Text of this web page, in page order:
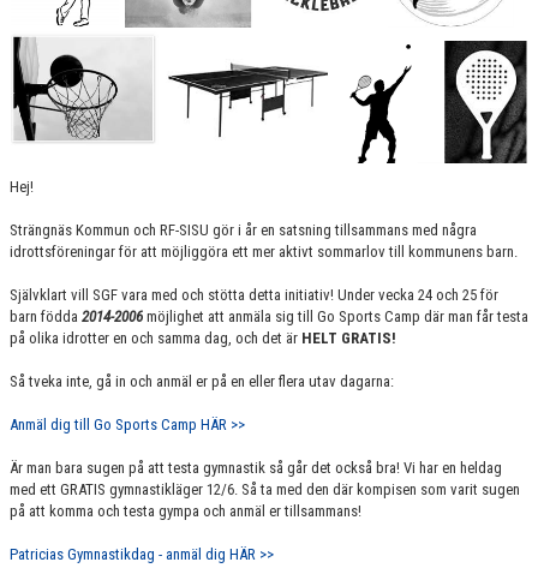
BILDER
KONTAKTA OSS
Hej!
Strängnäs Kommun och RF-SISU gör i år en satsning tillsammans med några
idrottsföreningar för att möjliggöra ett mer aktivt sommarlov till kommunens barn.
Självklart vill SGF vara med och stötta detta initiativ! Under vecka 24 och 25 för
barn födda 2014-2006 möjlighet att anmäla sig till Go Sports Camp där man får testa
på olika idrotter en och samma dag, och det är HELT GRATIS!
Så tveka inte, gå in och anmäl er på en eller flera utav dagarna:
Anmäl dig till Go Sports Camp HÄR >>
Är man bara sugen på att testa gymnastik så går det också bra! Vi har en heldag
med ett GRATIS gymnastikläger 12/6. Så ta med den där kompisen som varit sugen
på att komma och testa gympa och anmäl er tillsammans!
Patricias Gymnastikdag - anmäl dig HÄR >>